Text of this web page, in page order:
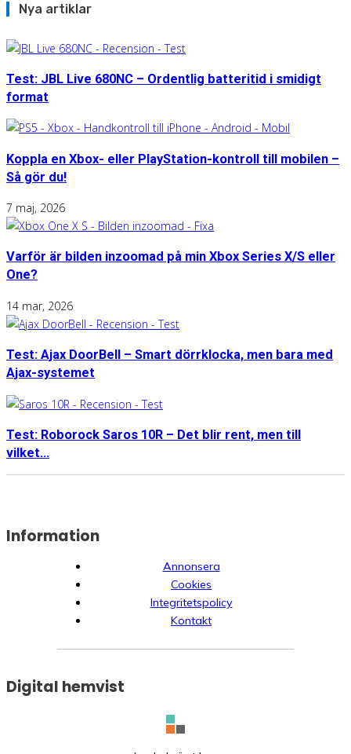
Nya artiklar
Test: JBL Live 680NC – Ordentlig batteritid i smidigt
format
Koppla en Xbox- eller PlayStation-kontroll till mobilen –
Så gör du!
7 maj, 2026
Varför är bilden inzoomad på min Xbox Series X/S eller
One?
14 mar, 2026
Test: Ajax DoorBell – Smart dörrklocka, men bara med
Ajax-systemet
Test: Roborock Saros 10R – Det blir rent, men till
vilket...
Information
Annonsera
Cookies
Integritetspolicy
Kontakt
Digital hemvist